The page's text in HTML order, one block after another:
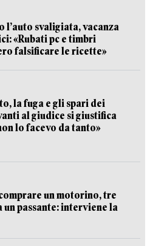
l’auto svaligiata, vacanza
«Rubati pc e timbri
falsificare le ricette»
la fuga e gli spari dei
al giudice si giustifica
lo facevo da tanto»
un motorino, tre
passante: interviene la